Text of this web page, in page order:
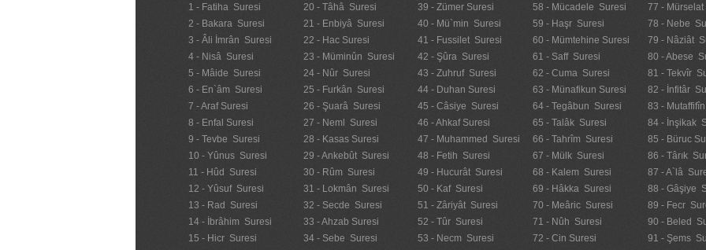
1 - Fatiha Suresi
2 - Bakara Suresi
3 - Âli İmrân Suresi
4 - Nisâ Suresi
5 - Mâide Suresi
6 - En`âm Suresi
7 - Araf Suresi
8 - Enfal Suresi
9 - Tevbe Suresi
10 - Yûnus Suresi
11 - Hûd Suresi
12 - Yûsuf Suresi
13 - Rad Suresi
14 - İbrâhim Suresi
15 - Hicr Suresi
20 - Tâhâ Suresi
21 - Enbiyâ Suresi
22 - Hac Suresi
23 - Müminûn Suresi
24 - Nûr Suresi
25 - Furkân Suresi
26 - Şuarâ Suresi
27 - Neml Suresi
28 - Kasas Suresi
29 - Ankebût Suresi
30 - Rûm Suresi
31 - Lokmân Suresi
32 - Secde Suresi
33 - Ahzab Suresi
34 - Sebe Suresi
39 - Zümer Suresi
40 - Mü`min Suresi
41 - Fussilet Suresi
42 - Şûra Suresi
43 - Zuhruf Suresi
44 - Duhan Suresi
45 - Câsiye Suresi
46 - Ahkaf Suresi
47 - Muhammed Suresi
48 - Fetih Suresi
49 - Hucurât Suresi
50 - Kaf Suresi
51 - Zâriyât Suresi
52 - Tûr Suresi
53 - Necm Suresi
58 - Mücadele Suresi
59 - Haşr Suresi
60 - Mümtehine Suresi
61 - Saff Suresi
62 - Cuma Suresi
63 - Münafikun Suresi
64 - Tegâbun Suresi
65 - Talâk Suresi
66 - Tahrîm Suresi
67 - Mülk Suresi
68 - Kalem Suresi
69 - Hâkka Suresi
70 - Meâric Suresi
71 - Nûh Suresi
72 - Cin Suresi
77 - Mürselat
78 - Nebe
79 - Nâziât
80 - Abese
81 - Tekvîr
82 - İnfitâr
83 -
84 - İnşikak
85 - Büruc
86 - Târık
87 - A`lâ
88 - Gâşiye
89 - Fecr
90 - Beled
91 - Şems